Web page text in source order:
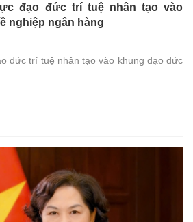
đạo đức trí tuệ nhân tạo vào
nghiệp ngân hàng
đức trí tuệ nhân tạo vào khung đạo đức